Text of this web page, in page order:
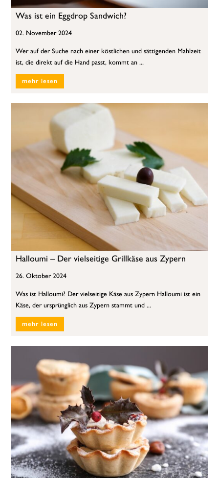
Was ist ein Eggdrop Sandwich?
02. November 2024
Wer auf der Suche nach einer köstlichen und sättigenden Mahlzeit
ist, die direkt auf die Hand passt, kommt an ...
mehr lesen
Halloumi – Der vielseitige Grillkäse aus Zypern
26. Oktober 2024
Was ist Halloumi? Der vielseitige Käse aus Zypern Halloumi ist ein
Käse, der ursprünglich aus Zypern stammt und ...
mehr lesen